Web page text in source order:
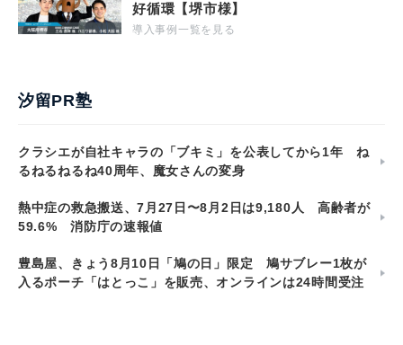
好循環【堺市様】
導入事例一覧を見る
汐留PR塾
クラシエが自社キャラの「ブキミ」を公表してから1年 ね
るねるねるね40周年、魔女さんの変身
熱中症の救急搬送、7月27日〜8月2日は9,180人 高齢者が
59.6% 消防庁の速報値
豊島屋、きょう8月10日「鳩の日」限定 鳩サブレー1枚が
入るポーチ「はとっこ」を販売、オンラインは24時間受注